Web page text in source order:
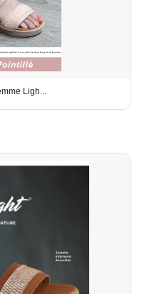
Ligh...